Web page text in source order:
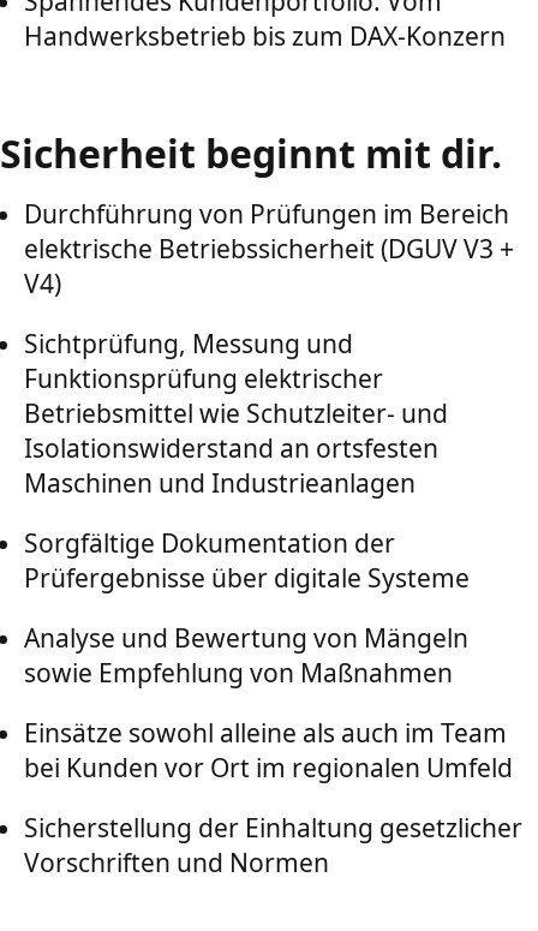
Handwerksbetrieb bis zum DAX-Konzern
Sicherheit beginnt mit dir.
Durchführung von Prüfungen im Bereich
elektrische Betriebssicherheit (DGUV V3 +
V4)
Sichtprüfung, Messung und
Funktionsprüfung elektrischer
Betriebsmittel wie Schutzleiter- und
Isolationswiderstand an ortsfesten
Maschinen und Industrieanlagen
Sorgfältige Dokumentation der
Prüfergebnisse über digitale Systeme
Analyse und Bewertung von Mängeln
sowie Empfehlung von Maßnahmen
Einsätze sowohl alleine als auch im Team
bei Kunden vor Ort im regionalen Umfeld
Sicherstellung der Einhaltung gesetzlicher
Vorschriften und Normen